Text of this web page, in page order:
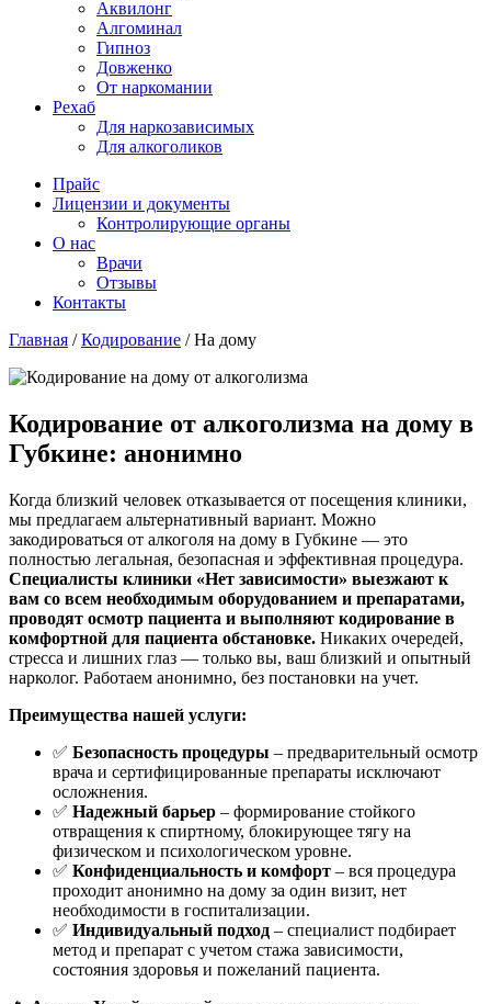
Аквилонг
Алгоминал
Гипноз
Довженко
От наркомании
Рехаб
Для наркозависимых
Для алкоголиков
Прайс
Лицензии и документы
Контролирующие органы
О нас
Врачи
Отзывы
Контакты
Главная /Кодирование /На дому
Кодирование от алкоголизма на дому в
Губкине: анонимно
Когда близкий человек отказывается от посещения клиники,
мы предлагаем альтернативный вариант. Можно
закодироваться от алкоголя на дому в Губкине — это
полностью легальная, безопасная и эффективная процедура.
Специалисты клиники «Нет зависимости» выезжают к
вам со всем необходимым оборудованием и препаратами,
проводят осмотр пациента и выполняют кодирование в
комфортной для пациента обстановке. Никаких очередей,
стресса и лишних глаз — только вы, ваш близкий и опытный
нарколог. Работаем анонимно, без постановки на учет.
Преимущества нашей услуги:
✅ Безопасность процедуры – предварительный осмотр
врача и сертифицированные препараты исключают
осложнения.
✅ Надежный барьер – формирование стойкого
отвращения к спиртному, блокирующее тягу на
физическом и психологическом уровне.
✅ Конфиденциальность и комфорт – вся процедура
проходит анонимно на дому за один визит, нет
необходимости в госпитализации.
✅ Индивидуальный подход – специалист подбирает
метод и препарат с учетом стажа зависимости,
состояния здоровья и пожеланий пациента.